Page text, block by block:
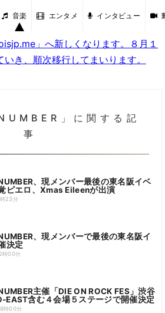
音楽 エンタメ インタビュー
」へ新しくなります。８月１
き、順次移行してまいります。
」に関する記
事
、現メンバー最後の東名阪イベ
ピエロ、Xmas Eileenが出演
23分
、現メンバーで最後の東名阪イ
決定
時00分
主催「DIE ON ROCK FES」渋谷
EAST含む４会場５ステージで開催決定
時00分